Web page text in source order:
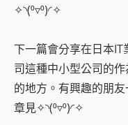
✧◝(⁰▿⁰)◜✧
下一篇會分享在日本IT
司這種中小型公司的
的地方。有興趣的朋
章見✧◝(⁰▿⁰)◜✧